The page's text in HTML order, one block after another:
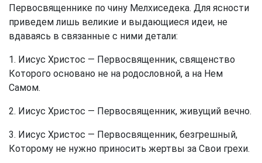
Первосвященнике по чину Мелхиседека. Для ясности
приведем лишь великие и выдающиеся идеи, не
вдаваясь в связанные с ними детали:
1. Иисус Христос — Первосвященник, священство
Которого основано не на родословной, а на Нем
Самом.
2. Иисус Христос — Первосвященник, живущий вечно.
3. Иисус Христос — Первосвященник, безгрешный,
Которому не нужно приносить жертвы за Свои грехи.